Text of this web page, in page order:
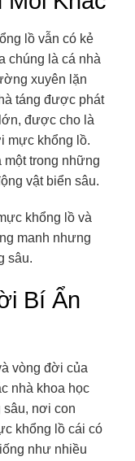
lồ vẫn có kẻ
chúng là cá nhà
xuyên lặn
táng được phát
được cho là
mực khổng lồ.
trong những
vật biển sâu.
khổng lồ và
manh nhưng
sâu.
Bí Ẩn
vòng đời của
nhà khoa học
nơi con
khổng lồ cái có
như nhiều